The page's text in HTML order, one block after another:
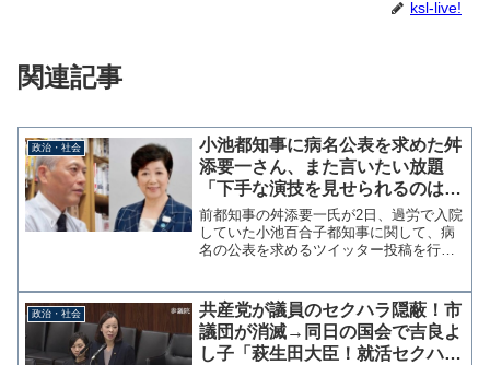
ksl-live!
関連記事
政治・社会
小池都知事に病名公表を求めた舛
添要一さん、また言いたい放題
「下手な演技を見せられるのはも
ううんざり」
前都知事の舛添要一氏が2日、過労で入院
していた小池百合子都知事に関して、病
名の公表を求めるツイッター投稿を行い
は、それを見抜けない。だから演説のと
き、聴衆の中のIQ最低...
政治・社会
共産党が議員のセクハラ隠蔽！市
議団が消滅→同日の国会で吉良よ
し子「萩生田大臣！就活セクハラ